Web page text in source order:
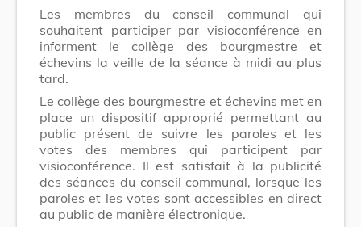
Les membres du conseil communal qui
souhaitent participer par visioconférence en
informent le collège des bourgmestre et
échevins la veille de la séance à midi au plus
tard.
Le collège des bourgmestre et échevins met en
place un dispositif approprié permettant au
public présent de suivre les paroles et les
votes des membres qui participent par
visioconférence. Il est satisfait à la publicité
des séances du conseil communal, lorsque les
paroles et les votes sont accessibles en direct
au public de manière électronique.